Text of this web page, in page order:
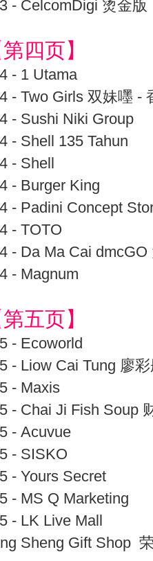
- CelcomDigi 烫金版
第四页】
- 1 Utama
- Two Girls 双妹嚜 -
- Sushi Niki Group
- Shell 135 Tahun
- Shell
- Burger King
- Padini Concept
- TOTO
- Da Ma Cai
- Magnum
第五页】
- Ecoworld
- Liow Cai Tung 廖
- Maxis
- Chai Ji Fish Soup
- Acuvue
- SISKO
- Yours Secret
- MS Q Marketing
- LK Live Mall
Sheng Gift Shop